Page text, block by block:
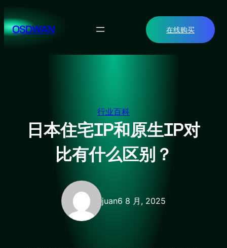
至
内OSDWAN 在线购买
行业百科
日本住宅IP和原生IP对
比有什么区别？
juan6 8 月, 2025